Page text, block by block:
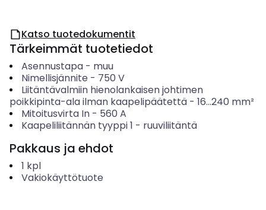
Katso tuotedokumentit
Tärkeimmät tuotetiedot
Asennustapa- muu
Nimellisjännite - 750 V
Liitäntävalmiin hienolankaisen johtimen
poikkipinta-ala ilman kaapelipäätettä - 16...240 mm²
Mitoitusvirta In- 560 A
Kaapeliliitännän tyyppi 1 - ruuviliitäntä
Pakkaus ja ehdot
1 kpl
Vakiokäyttötuote